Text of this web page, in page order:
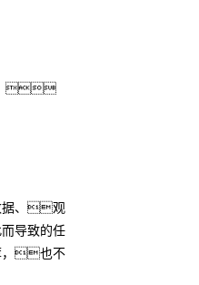
，
据、观
导致的任
，也不